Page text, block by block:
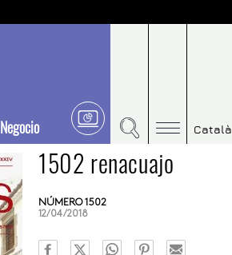
Negocio Català
1502 renacuajo
NÚMERO 1502
12/04/2018